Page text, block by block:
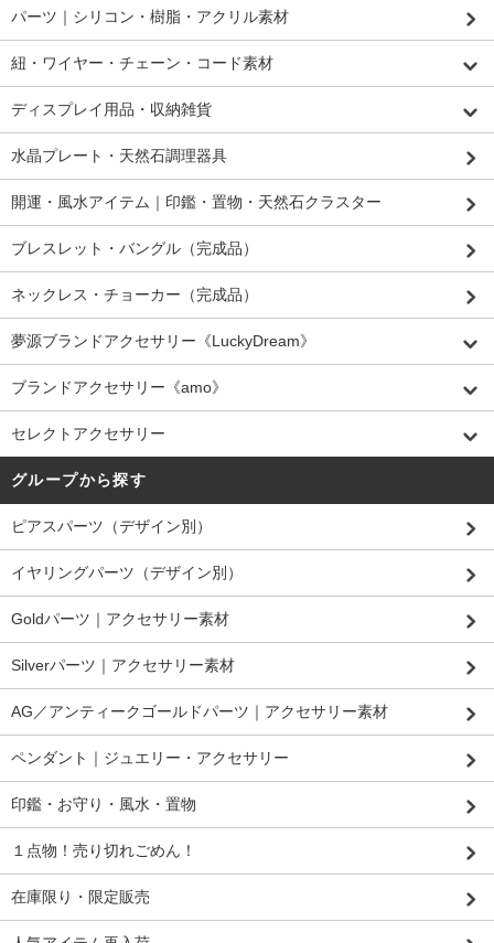
パーツ｜シリコン・樹脂・アクリル素材
紐・ワイヤー・チェーン・コード素材
ディスプレイ用品・収納雑貨
水晶プレート・天然石調理器具
開運・風水アイテム｜印鑑・置物・天然石クラスター
ブレスレット・バングル（完成品）
ネックレス・チョーカー（完成品）
夢源ブランドアクセサリー《LuckyDream》
ブランドアクセサリー《amo》
セレクトアクセサリー
グループから探す
ピアスパーツ（デザイン別）
イヤリングパーツ（デザイン別）
Goldパーツ｜アクセサリー素材
Silverパーツ｜アクセサリー素材
AG／アンティークゴールドパーツ｜アクセサリー素材
ペンダント｜ジュエリー・アクセサリー
印鑑・お守り・風水・置物
１点物！売り切れごめん！
在庫限り・限定販売